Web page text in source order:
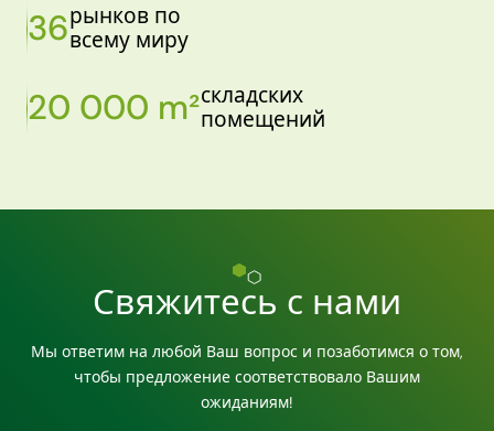
36рынков по
всему миру
20 000 m²складских
помещений
Свяжитесь с нами
Мы ответим на любой Ваш вопрос и позаботимся о том,
чтобы предложение соответствовало Вашим
ожиданиям!